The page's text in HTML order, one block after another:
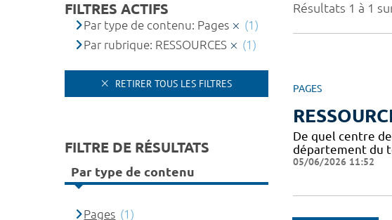
Résultats 1 à 1
PAGES
De quel centre
département du
05/06/2026 11:52
FILTRES ACTIFS
Par type de contenu: Pages
(1)
Par rubrique: RESSOURCES
(1)
RETIRER TOUS LES FILTRES
FILTRE DE RÉSULTATS
Par type de contenu
Pages (1)